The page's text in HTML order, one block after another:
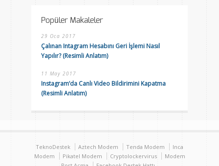
Popüler Makaleler
29 Oca 2017
Çalınan Intagram Hesabını Geri İşlemi Nasıl
Yapılır? (Resimli Anlatım)
11 May 2017
Instagram’da Canlı Video Bildirimini Kapatma
(Resimli Anlatım)
TeknoDestek Aztech Modem Tenda Modem
Inca
Modem
Pikatel Modem Cryptolockervirus
Modem